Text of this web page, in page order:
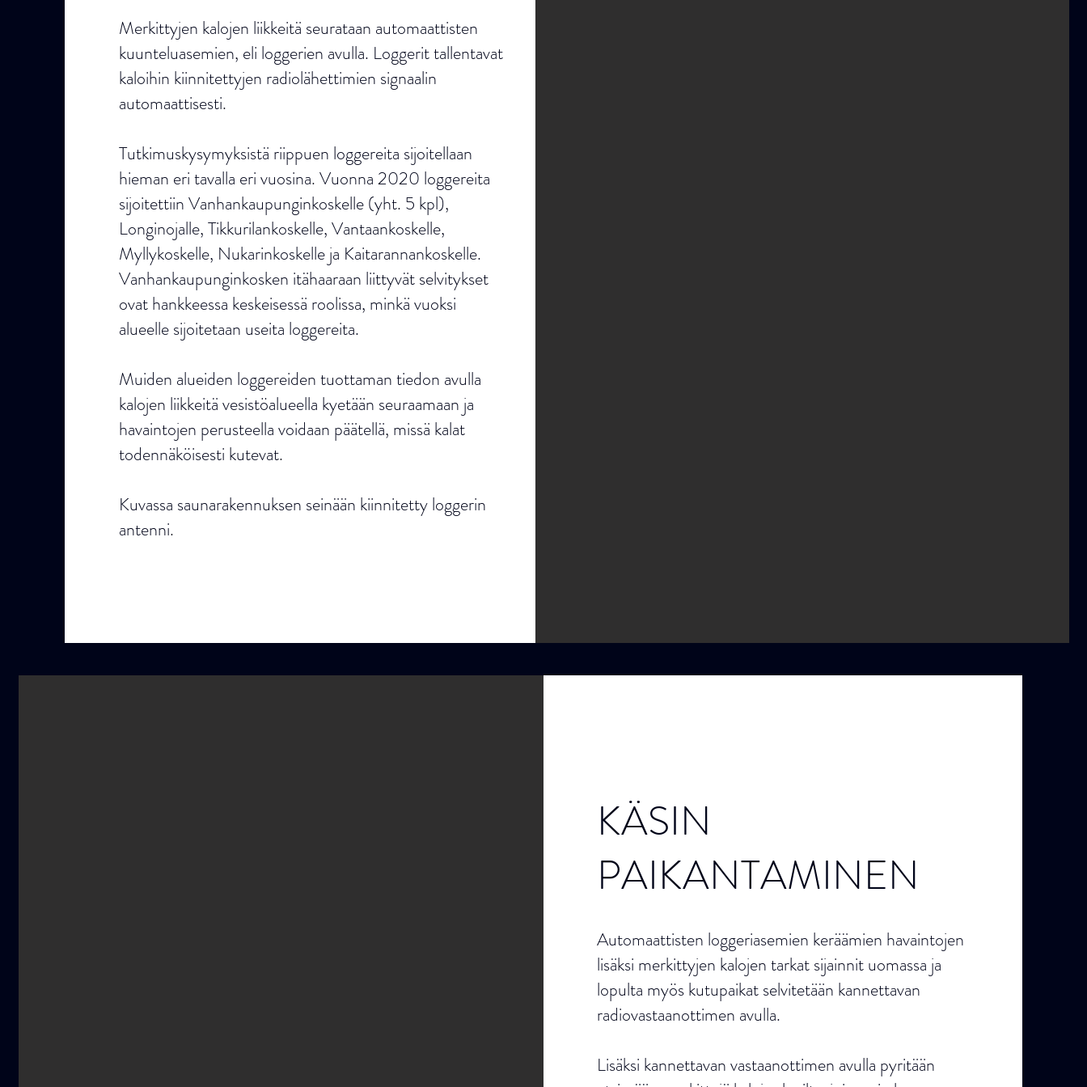
Merkittyjen kalojen liikkeitä seurataan automaattisten
kuunteluasemien, eli loggerien avulla. Loggerit tallentavat
kaloihin kiinnitettyjen radiolähettimien signaalin
automaattisesti.
Tutkimuskysymyksistä riippuen loggereita sijoitellaan
hieman eri tavalla eri vuosina. Vuonna 2020 loggereita
sijoitettiin Vanhankaupunginkoskelle (yht. 5 kpl),
Longinojalle, Tikkurilankoskelle, Vantaankoskelle,
Myllykoskelle, Nukarinkoskelle ja Kaitarannankoskelle.
Vanhankaupunginkosken itähaaraan liittyvät selvitykset
ovat hankkeessa keskeisessä roolissa, minkä vuoksi
alueelle sijoitetaan useita loggereita.
Muiden alueiden loggereiden tuottaman tiedon avulla
kalojen liikkeitä vesistöalueella kyetään seuraamaan ja
havaintojen perusteella voidaan päätellä, missä kalat
todennäköisesti kutevat.
Kuvassa saunarakennuksen seinään kiinnitetty loggerin
antenni.
KÄSIN
PAIKANTAMINEN
Automaattisten loggeriasemien keräämien havaintojen
lisäksi merkittyjen kalojen tarkat sijainnit uomassa ja
lopulta myös kutupaikat selvitetään kannettavan
radiovastaanottimen avulla.
Lisäksi kannettavan vastaanottimen avulla pyritään